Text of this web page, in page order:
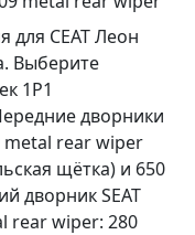
для СЕАТ Леон
Выберите
1P1
дворники
metal rear wiper
щётка) и 650
дворник SEAT
rear wiper: 280